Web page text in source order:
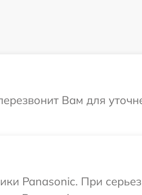
Вам для
Panasonic. При